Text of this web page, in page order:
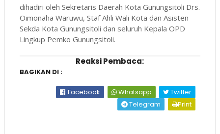
dihadiri oleh Sekretaris Daerah Kota Gunungsitoli Drs.
Oimonaha Waruwu, Staf Ahli Wali Kota dan Asisten
Sekda Kota Gunungsitoli dan seluruh Kepala OPD
Lingkup Pemko Gunungsitoli.
Reaksi Pembaca:
BAGIKAN DI :
Facebook Whatsapp
Twitter
Telegram
Print